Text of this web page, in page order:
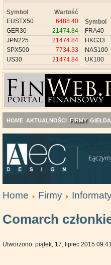
Symbol
Wartość
EUSTX50
6488.40
GER30
21474.84
JPN225
21474.84
SPX500
7734.33
US30
21474.84
Symbol
FRA40
HKG33
NAS100
UK100
HOME AKTUALNOŚCI FIRMY GIEŁDA
Home Firmy
Comarch
Utworzono: piątek, 17, lipiec 2015 09:41